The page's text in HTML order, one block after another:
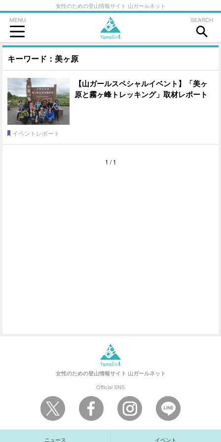
女性のための登山情報サイト 山ガールネット
キーワード：美ヶ原
【山ガールスペシャルイベント】「美ヶ
原と霧ヶ峰トレッキング」取材レポート
イベントレポート
1 / 1
女性のための登山情報サイト 山ガールネット
Official SNS
ニュース イベント